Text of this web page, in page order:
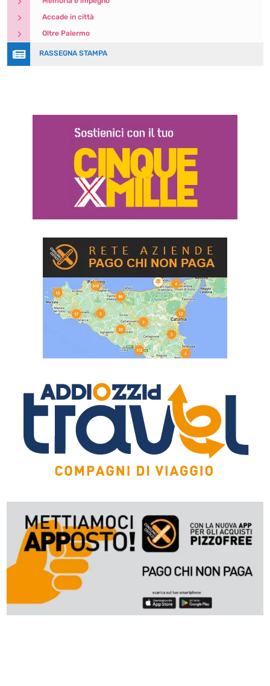
5 Accade in città
5 Oltre Palermo
 RASSEGNA STAMPA